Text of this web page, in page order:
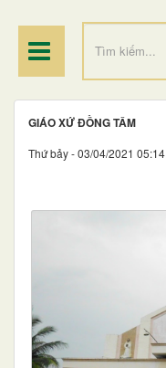
GIÁO XỨ ĐỒNG TÂM
Thứ bảy - 03/04/2021 05:14